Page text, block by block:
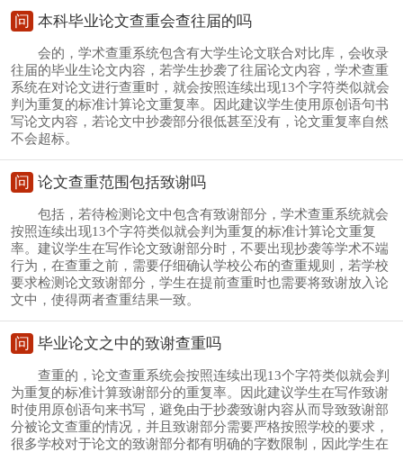
问 本科毕业论文查重会查往届的吗
会的，学术查重系统包含有大学生论文联合对比库，会收录
往届的毕业生论文内容，若学生抄袭了往届论文内容，学术查重
系统在对论文进行查重时，就会按照连续出现13个字符类似就会
判为重复的标准计算论文重复率。因此建议学生使用原创语句书
写论文内容，若论文中抄袭部分很低甚至没有，论文重复率自然
不会超标。
问 论文查重范围包括致谢吗
包括，若待检测论文中包含有致谢部分，学术查重系统就会
按照连续出现13个字符类似就会判为重复的标准计算论文重复
率。建议学生在写作论文致谢部分时，不要出现抄袭等学术不端
行为，在查重之前，需要仔细确认学校公布的查重规则，若学校
要求检测论文致谢部分，学生在提前查重时也需要将致谢放入论
文中，使得两者查重结果一致。
问 毕业论文之中的致谢查重吗
查重的，论文查重系统会按照连续出现13个字符类似就会判
为重复的标准计算致谢部分的重复率。因此建议学生在写作致谢
时使用原创语句来书写，避免由于抄袭致谢内容从而导致致谢部
分被论文查重的情况，并且致谢部分需要严格按照学校的要求，
很多学校对于论文的致谢部分都有明确的字数限制，因此学生在